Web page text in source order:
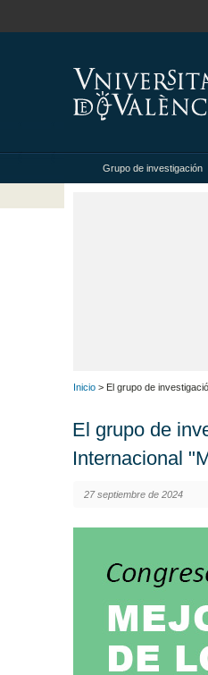
Grupo de investigación
Inicio > El grupo de
El grupo de
Internacional
27 septiembre de 2024